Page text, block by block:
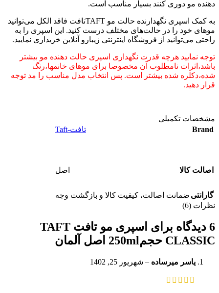
دهنده مو دوری کنند بسیار مناسب است.
به کمک اسپری نگهدارنده حالت مو TAFTتافت فاقد الکل می‌توانید
موهای خود را در حالت‌های مختلف درست کنید. این اسپری را به
راحتی می‌توانید از فروشگاه اینترنتی زیبارو آنلاین خریداری نمایید.
توجه نمایید هرچه قدرت نگهداری اسپری حالت دهنده مو بیشتر
باشد،اثرات نامطلوب آن مخصوصا برای موهای خانمها،رنگ
شده،دکلره شده بیشتر است. پس انتخاب مدل مناسب را مد توجه
قرار دهید.
مشخصات تکمیلی
Brand
تافت-Taft
اصالت کالا اصل
گارانتی ضمانت اصالت، کیفیت کالا و بازگشت وجه
نظرات (6)
6 دیدگاه برای
اسپری مو تافت TAFT
CLASSIC حجم250ml اصل آلمان
یاسر میرساده – شهریور 25, 1402